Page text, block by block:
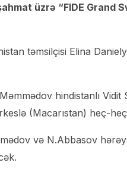
üzrə “FIDE Grand
təmsilçisi Elina
hindistanlı
(Macarıstan) heç-
və N.Abbasov